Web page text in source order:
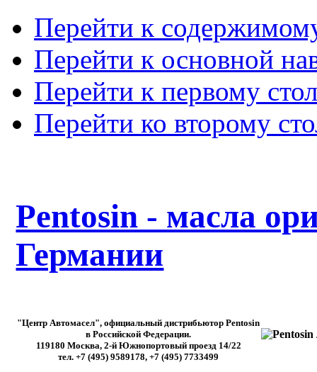
Перейти к
Перейти к основной
Перейти к первому
Перейти ко второму
Pentosin - масла
Германии
"Центр Автомасел", официальный дистрибьютор Pentosin
в Российской Федерации.
119180 Москва, 2-й Южнопортовый проезд 14/22
тел. +7 (495) 9589178, +7 (495) 7733499